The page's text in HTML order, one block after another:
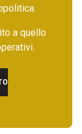
a quello